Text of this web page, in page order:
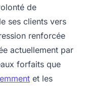
de
ses clients vers
renforcée
actuellement par
forfaits que
et les